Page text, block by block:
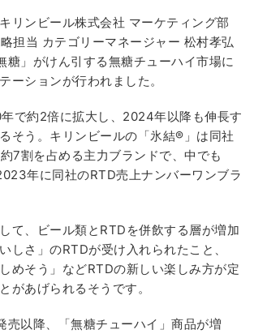
リンビール株式会社 マーケティング部
担当 カテゴリーマネージャー 松村孝弘
糖」がけん引する無糖チューハイ市場に
ーションが行われました。
で約2倍に拡大し、2024年以降も伸長す
そう。キリンビールの「氷結®」は同社
7割を占める主力ブランドで、中でも
年に同社のRTD売上ナンバーワンブラ
て、ビール類とRTDを併飲する層が増加
しさ」のRTDが受け入れられたこと、
めそう」などRTDの新しい楽しみ方が定
があげられるそうです。
売以降、「無糖チューハイ」商品が増